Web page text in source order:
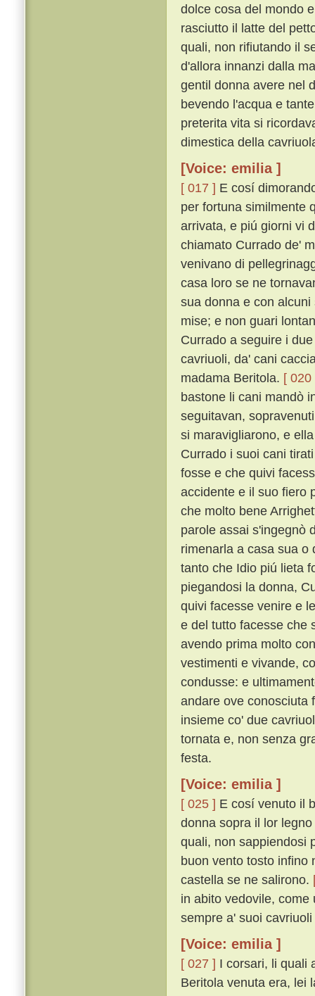
dolce cosa del mondo
rasciutto il latte del
quali, non rifiutando il
d'allora innanzi dalla
gentil donna avere nel
bevendo l'acqua e
preterita vita si
dimestica della
[Voice: emilia ]
[ 017 ] E cosí
per fortuna similmente
arrivata, e piú giorni vi
chiamato Currado de'
venivano di
casa loro se ne
sua donna e con
mise; e non guari
Currado a seguire i
cavriuoli, da' cani
madama Beritola. [ 020
bastone li cani mandò
seguitavan,
si maravigliarono, e
Currado i suoi cani
fosse e che quivi
accidente e il suo fiero
che molto bene
parole assai s'ingegnò
rimenarla a casa sua o
tanto che Idio piú lieta
piegandosi la donna,
quivi facesse venire e
e del tutto facesse che
avendo prima molto
vestimenti e vivande,
condusse: e
andare ove conosciuta
insieme co' due
tornata e, non senza
festa.
[Voice: emilia ]
[ 025 ] E cosí venuto il
donna sopra il lor
quali, non sappiendosi
buon vento tosto infino
castella se ne salirono.
in abito vedovile,
sempre a' suoi
[Voice: emilia ]
[ 027 ] I corsari, li quali
Beritola venuta era, lei